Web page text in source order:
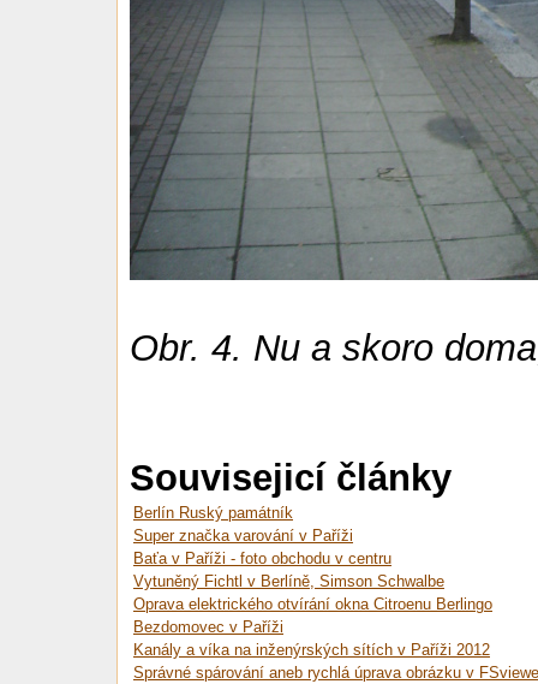
Obr. 4. Nu a skoro
Souvisejicí články
Berlín Ruský památník
Super značka varování v Paříži
Baťa v Paříži - foto obchodu v centru
Vytuněný Fichtl v Berlíně, Simson Schwalbe
Oprava elektrického otvírání okna Citroenu Berlingo
Bezdomovec v Paříži
Kanály a víka na inženýrských sítích v Paříži 2012
Správné spárování aneb rychlá úprava obrázku v